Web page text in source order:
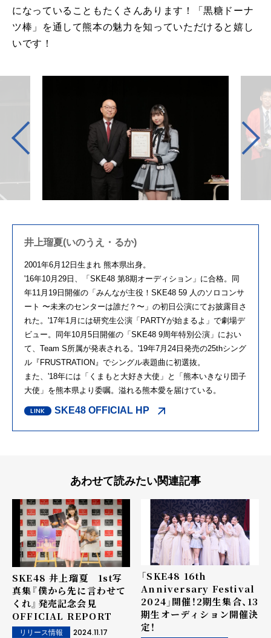
になっていることもたくさんあります！「黒糖ドーナ
ツ棒」を通して熊本の魅力を知っていただけると嬉し
いです！
井上瑠夏(いのうえ・るか)
2001年6月12日生まれ 熊本県出身。
'16年10月29日、「SKE48 第8期オーディション」に合格。同
年11月19日開催の「みんなが主役！SKE48 59 人のソロコンサ
ート 〜未来のセンターは誰だ？〜」の初日公演にてお披露目さ
れた。'17年1月には研究生公演「PARTYが始まるよ」で劇場デ
ビュー。同年10月5日開催の「SKE48 9周年特別公演」におい
て、Team S所属が発表される。'19年7月24日発売の25thシング
ル『FRUSTRATION』でシングル表題曲に初選抜。
また、'18年には「くまもと大好き大使」と「熊本いきなり団子
大使」を熊本県より委嘱。溢れる熊本愛を届けている。
SKE48 OFFICIAL HP
あわせて読みたい関連記事
SKE48 井上瑠夏 1st写
真集『僕から先に言わせて
くれ』発売記念会見
OFFICIAL REPORT
リリース情報 2024.11.17
「SKE48 16th
Anniversary Festival
2024」開催！2期生集合、13
期生オーディション開催決
定！